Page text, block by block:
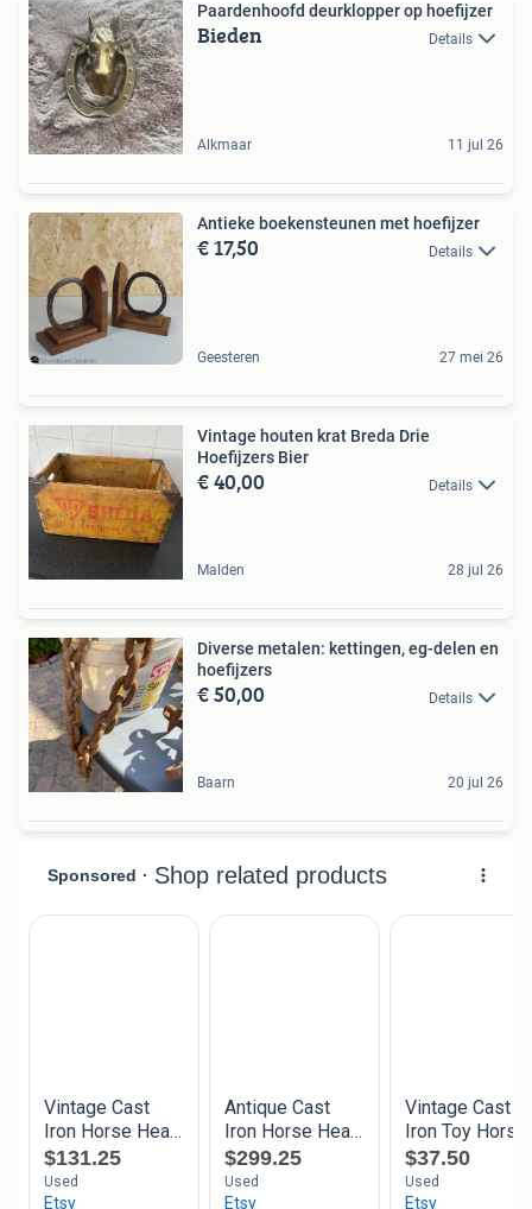
Paardenhoofd deurklopper op hoefijzer
Bieden Details
Alkmaar 11 jul 26
Antieke boekensteunen met hoefijzer
€ 17,50 Details
Geesteren 27 mei 26
Vintage houten krat Breda Drie
Hoefijzers Bier
€ 40,00 Details
Malden 28 jul 26
Diverse metalen: kettingen, eg-delen en
hoefijzers
€ 50,00 Details
Baarn 20 jul 26